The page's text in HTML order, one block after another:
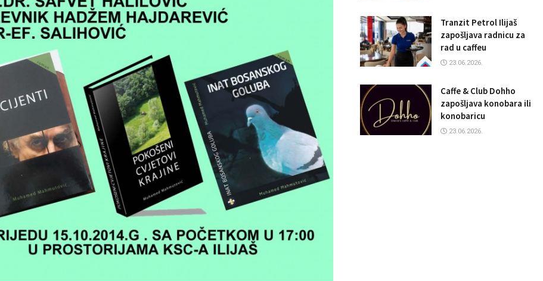
Tranzit Petrol Ilijaš
zapošljava radnicu za
rad u caffeu
23.06.2026.
Caffe & Club Dohho
zapošljava konobara ili
konobaricu
23.06.2026.